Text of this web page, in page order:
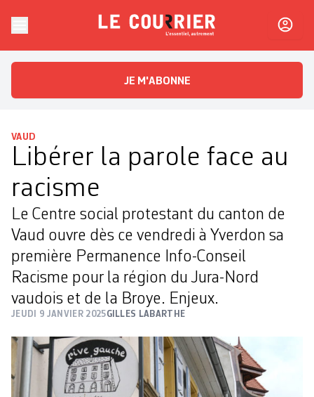
Le CourrierL'essentiel, autrement
JE M'ABONNE
VAUD
Libérer la parole face au
racisme
Le Centre social protestant du canton de
Vaud ouvre dès ce vendredi à Yverdon sa
première Permanence Info-Conseil
Racisme pour la région du Jura-Nord
vaudois et de la Broye. Enjeux.
JEUDI 9 JANVIER 2025GILLES LABARTHE